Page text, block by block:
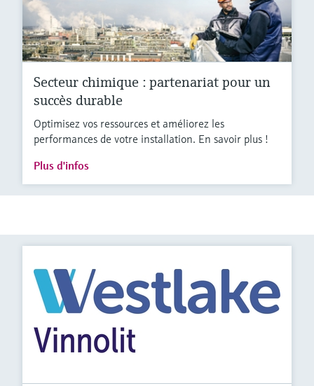
Secteur chimique : partenariat pour un
succès durable
Optimisez vos ressources et améliorez les
performances de votre installation. En savoir plus !
Plus d'infos